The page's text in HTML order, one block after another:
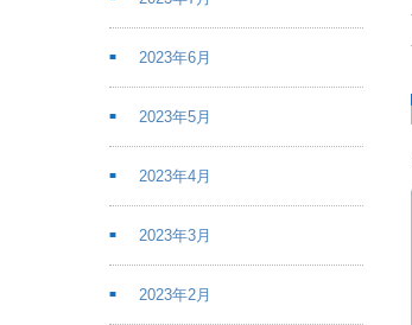
2023年6月
2023年5月
2023年4月
2023年3月
2023年2月